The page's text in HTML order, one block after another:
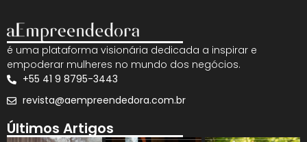
é uma plataforma visionária dedicada a inspirar e
empoderar mulheres no mundo dos negócios.
+55 41 9 8795-3443
revista@aempreendedora.com.br
Últimos Artigos